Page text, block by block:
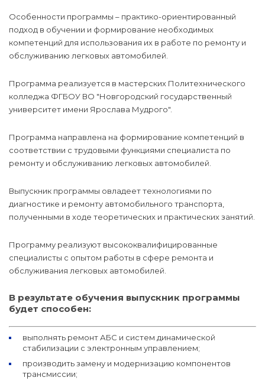
Особенности программы – практико-ориентированный
подход в обучении и формирование необходимых
компетенций для использования их в работе по ремонту и
обслуживанию легковых автомобилей.
Программа реализуется в мастерских Политехнического
колледжа ФГБОУ ВО "Новгородский государственный
университет имени Ярослава Мудрого".
Программа направлена на формирование компетенций в
соответствии с трудовыми функциями специалиста по
ремонту и обслуживанию легковых автомобилей.
Выпускник программы овладеет технологиями по
диагностике и ремонту автомобильного транспорта,
полученными в ходе теоретических и практических занятий.
Программу реализуют высококвалифицированные
специалисты с опытом работы в сфере ремонта и
обслуживания легковых автомобилей.
В результате обучения выпускник программы
будет способен:
выполнять ремонт АБС и систем динамической
стабилизации с электронным управлением;
производить замену и модернизацию компонентов
трансмиссии;